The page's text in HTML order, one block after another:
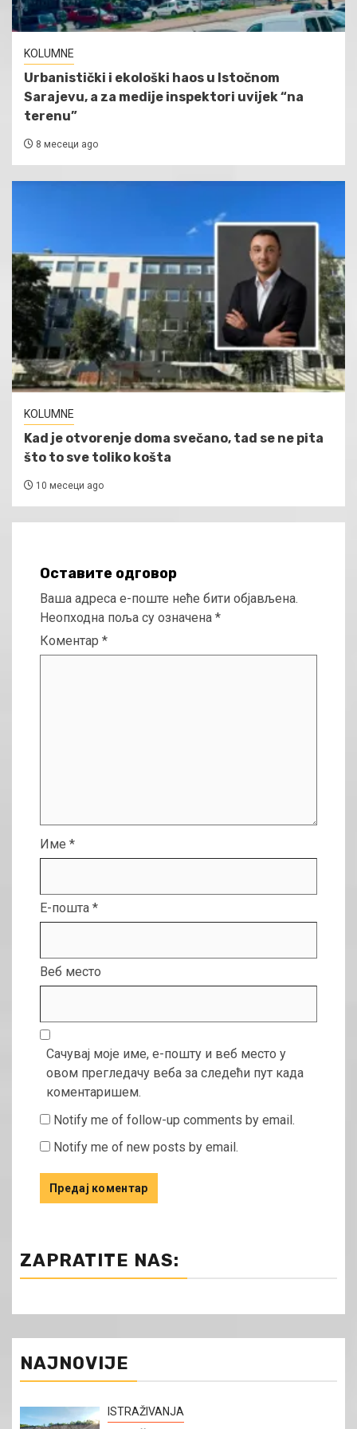
KOLUMNE
Urbanistički i ekološki haos u Istočnom
Sarajevu, a za medije inspektori uvijek “na
terenu”
8 месеци ago
KOLUMNE
Kad je otvorenje doma svečano, tad se ne pita
što to sve toliko košta
10 месеци ago
Оставите одговор
Ваша адреса е-поште неће бити објављена.
Неопходна поља су означена *
Коментар *
Име *
Е-пошта *
Веб место
Сачувај моје име, е-пошту и веб место у
овом прегледачу веба за следећи пут када
коментаришем.
Notify me of follow-up comments by email.
Notify me of new posts by email.
ZAPRATITE NAS:
NAJNOVIJE
ISTRAŽIVANJA